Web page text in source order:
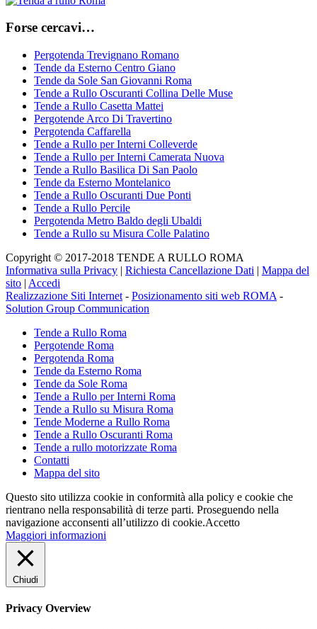
Forse cercavi…
Pergotenda Trevignano Romano
Tende da Esterno Centro Giano
Tende da Sole San Giovanni Roma
Tende a Rullo Oscuranti Collina Delle Muse
Tende a Rullo Casetta Mattei
Pergotende Arco Di Travertino
Pergotenda Caffarella
Tende a Rullo per Interni Colleverde
Tende a Rullo per Interni Camerata Nuova
Tende a Rullo Basilica Di San Paolo
Tende da Esterno Montelanico
Tende a Rullo Oscuranti Due Ponti
Tende a Rullo Percile
Pergotenda Metro Baldo degli Ubaldi
Tende a Rullo su Misura Colle Palatino
Copyright © 2017-2018 TENDE A RULLO ROMA
Informativa sulla Privacy | Richiesta Cancellazione Dati | Mappa del
sito | Accedi
Realizzazione Siti Internet - Posizionamento siti web ROMA -
Solution Group Communication
Tende a Rullo Roma
Pergotende Roma
Pergotenda Roma
Tende da Esterno Roma
Tende da Sole Roma
Tende a Rullo per Interni Roma
Tende a Rullo su Misura Roma
Tende Moderne a Rullo Roma
Tende a Rullo Oscuranti Roma
Tende a rullo motorizzate Roma
Contatti
Mappa del sito
Questo sito utilizza cookie in conformità alla policy e cookie che
rientrano nella responsabilità di terze parti. Proseguendo nella
navigazione acconsenti all’utilizzo di cookie.Accetto
Maggiori informazioni
Chiudi
Privacy Overview